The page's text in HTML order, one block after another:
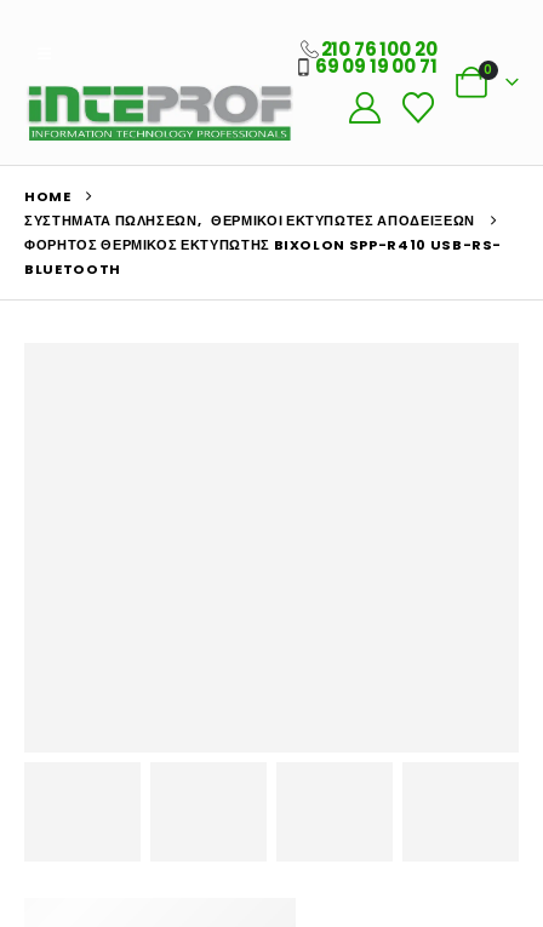
210 76 100 20
69 09 19 00 71 0
HOME
ΣΥΣΤΉΜΑΤΑ ΠΩΛΉΣΕΩΝ, ΘΕΡΜΙΚΟΊ ΕΚΤΥΠΩΤΈΣ ΑΠΟΔΕΊΞΕΩΝ
ΦΟΡΗΤΌΣ ΘΕΡΜΙΚΌΣ ΕΚΤΥΠΩΤΉΣ BIXOLON SPP-R410 USB-RS-
BLUETOOTH